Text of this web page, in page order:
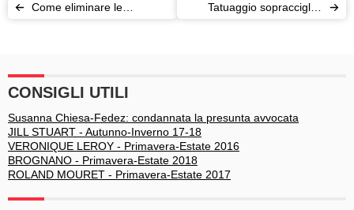
Come eliminare le
Tatuaggio sopracciglia:
CONSIGLI UTILI
Susanna Chiesa-Fedez: condannata la presunta avvocata
JILL STUART - Autunno-Inverno 17-18
VERONIQUE LEROY - Primavera-Estate 2016
BROGNANO - Primavera-Estate 2018
ROLAND MOURET - Primavera-Estate 2017